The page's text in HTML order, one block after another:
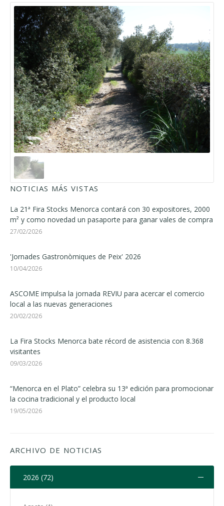
NOTICIAS MÁS VISTAS
La 21ª Fira Stocks Menorca contará con 30 expositores, 2000
m² y como novedad un pasaporte para ganar vales de compra
27/02/2026
'Jornades Gastronòmiques de Peix' 2026
10/04/2026
ASCOME impulsa la jornada REVIU para acercar el comercio
local a las nuevas generaciones
20/02/2026
La Fira Stocks Menorca bate récord de asistencia con 8.368
visitantes
09/03/2026
“Menorca en el Plato” celebra su 13ª edición para promocionar
la cocina tradicional y el producto local
19/05/2026
ARCHIVO DE NOTICIAS
2026 (72)